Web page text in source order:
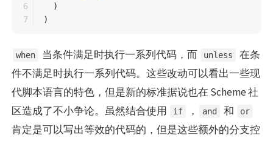
6
)
)
when 当条件满足时执行一系列代码，而 unless
在条
件不满足时执行一系列代码。这些改动可以看出一些现
代脚本语言的特色，但是新的标准据说也在 Scheme 社
区造成了不小争论。虽然结合使用
if ， and 和 or
肯定是可以写出等效的代码的，但是这些额外的分支控